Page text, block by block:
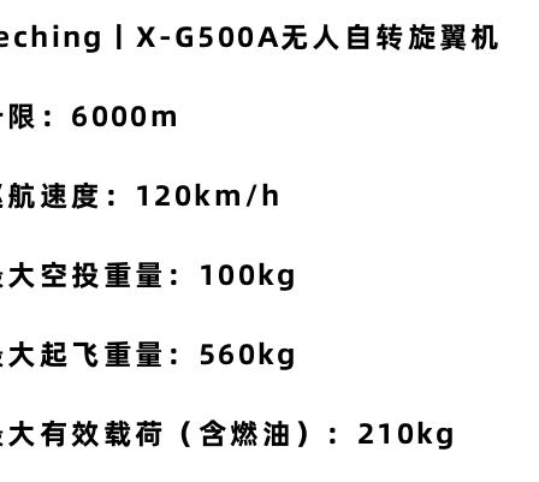
丨X-G500A无人自转旋翼机
限：6000m
航速度：120km/h
大空投重量：100kg
大起飞重量：560kg
大有效载荷（含燃油）：210kg